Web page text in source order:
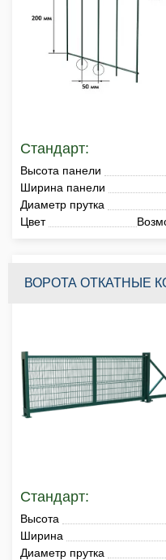
Стандарт:
Высота панели
Ширина панели
Диаметр прутка
Цвет
ВОРОТА ОТКАТНЫЕ
Стандарт:
Высота
Ширина
Диаметр прутка